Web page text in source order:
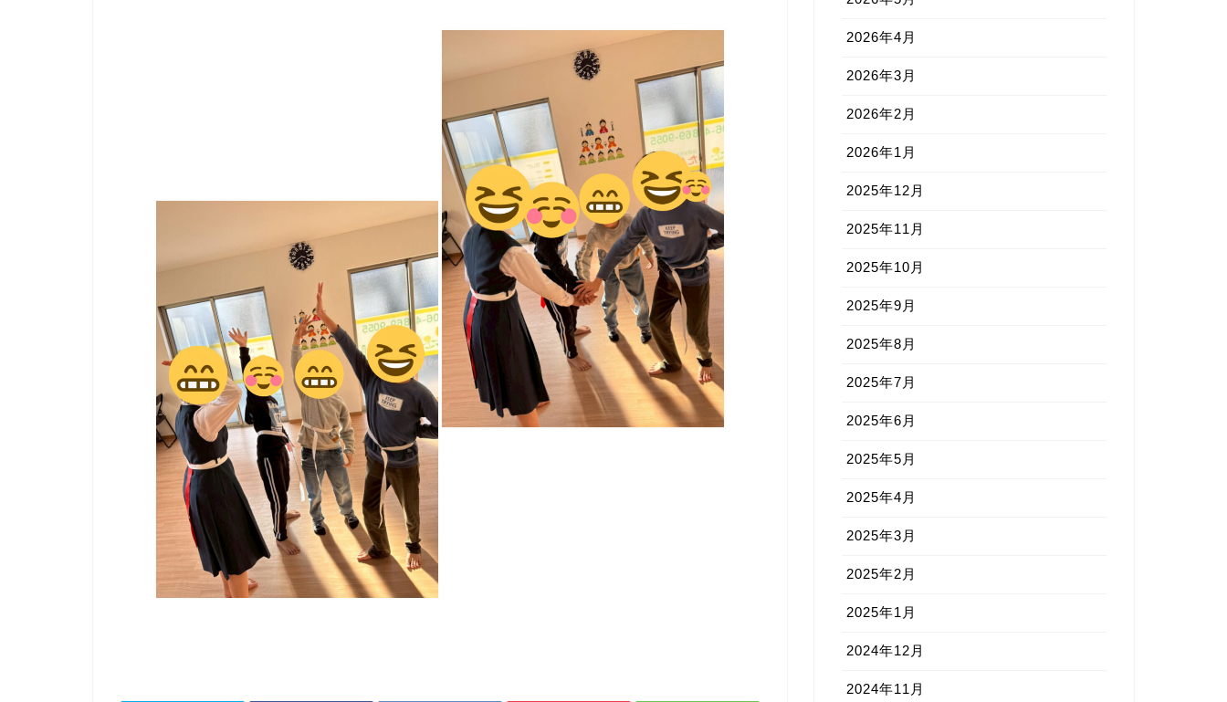
2026年4月
2026年3月
2026年2月
2026年1月
2025年12月
2025年11月
2025年10月
2025年9月
2025年8月
2025年7月
2025年6月
2025年5月
2025年4月
2025年3月
2025年2月
2025年1月
2024年12月
2024年11月